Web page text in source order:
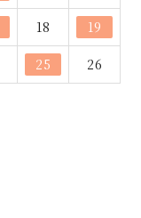
18 19
25 26